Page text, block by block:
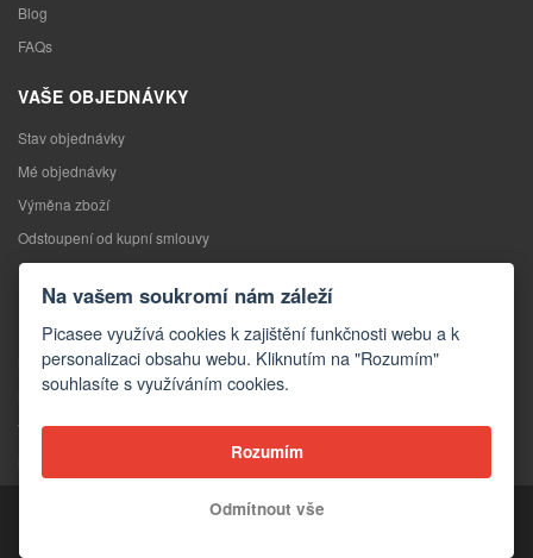
Blog
FAQs
VAŠE OBJEDNÁVKY
Stav objednávky
Mé objednávky
Výměna zboží
Odstoupení od kupní smlouvy
Reklamace
Kontakty
Kontaktní formulář
Velkoobchod
Copyright © 2026 Picasee
Na vašem soukromí nám záleží
Picasee využívá cookies k zajištění funkčnosti webu a k
personalizaci obsahu webu. Kliknutím na "Rozumím"
souhlasíte s využíváním cookies.
Rozumím
Odmítnout vše